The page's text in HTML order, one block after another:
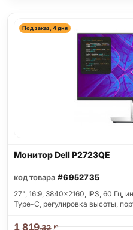
Под заказ, 4 дня
Монитор Dell P2723QE
код товара #6952735
27", 16:9, 3840x2160, IPS, 60 Гц,
Type-C, регулировка высоты,
1 819,32р.